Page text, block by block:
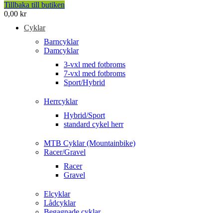
Tillbaka till butiken
0,00 kr
Cyklar
Barncyklar
Damcyklar
3-vxl med fotbroms
7-vxl med fotbroms
Sport/Hybrid
Herrcyklar
Hybrid/Sport
standard cykel herr
MTB Cyklar (Mountainbike)
Racer/Gravel
Racer
Gravel
Elcyklar
Lådcyklar